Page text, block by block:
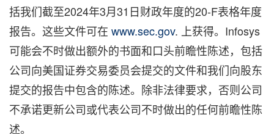
括我们截至2024年3月31日财政年度的20-F表格年度
报告。这些文件可在 www.sec.gov. 上获得。Infosys
可能会不时做出额外的书面和口头前瞻性陈述，包括
公司向美国证券交易委员会提交的文件和我们向股东
提交的报告中包含的陈述。除非法律要求，否则公司
不承诺更新公司或代表公司不时做出的任何前瞻性陈
述。